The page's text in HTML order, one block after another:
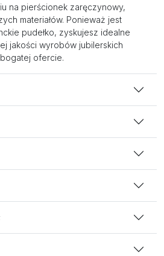
na pierścionek zaręczynowy,
materiałów. Ponieważ jest
pudełko, zyskujesz idealne
jakości wyrobów jubilerskich
ofercie.